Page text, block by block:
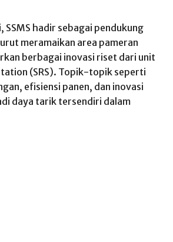
SSMS hadir sebagai pendukung
meramaikan area pameran
berbagai inovasi riset dari unit
(SRS). Topik-topik seperti
efisiensi panen, dan inovasi
daya tarik tersendiri dalam